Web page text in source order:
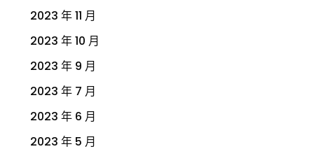
2023 年 11 月
2023 年 10 月
2023 年 9 月
2023 年 7 月
2023 年 6 月
2023 年 5 月